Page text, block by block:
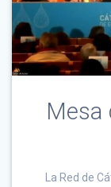
Mesa
La Red de